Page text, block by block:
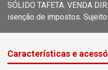
SÓLIDO TAFETA. VENDA
isenção de impostos. Sujeito
Características e